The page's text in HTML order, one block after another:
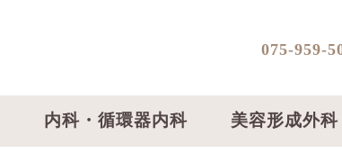
075-959-
内科・循環器内科 美容形成外科